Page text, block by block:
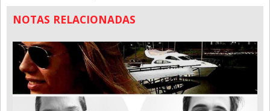
NOTAS RELACIONADAS